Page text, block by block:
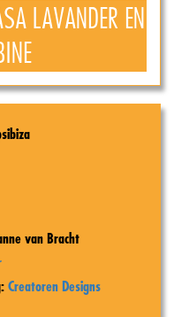
LAVANDER EN
van Bracht
Creatoren Designs